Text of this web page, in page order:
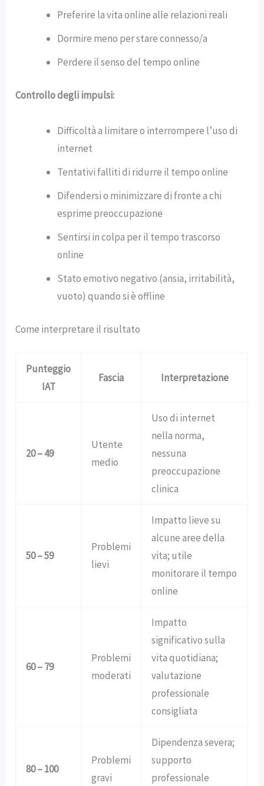
Preferire la vita online alle relazioni reali
Dormire meno per stare connesso/a
Perdere il senso del tempo online
Controllo degli impulsi:
Difficoltà a limitare o interrompere l’uso di
internet
Tentativi falliti di ridurre il tempo online
Difendersi o minimizzare di fronte a chi
esprime preoccupazione
Sentirsi in colpa per il tempo trascorso
online
Stato emotivo negativo (ansia, irritabilità,
vuoto) quando si è offline
Come interpretare il risultato
Punteggio
IAT
Fascia Interpretazione
20 – 49
Utente
medio
Uso di internet
nella norma,
nessuna
preoccupazione
clinica
50 – 59
Problemi
lievi
Impatto lieve su
alcune aree della
vita; utile
monitorare il tempo
online
60 – 79
Problemi
moderati
Impatto
significativo sulla
vita quotidiana;
valutazione
professionale
consigliata
80 – 100
Problemi
gravi
Dipendenza severa;
supporto
professionale